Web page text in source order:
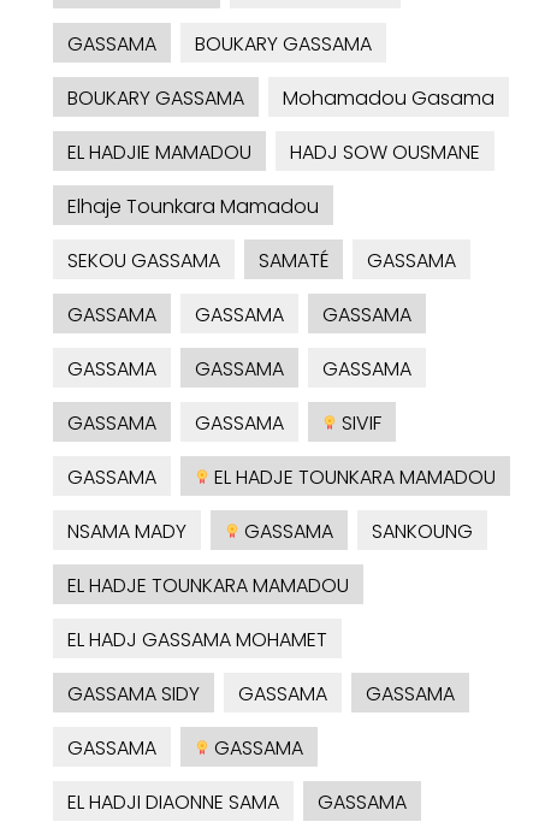
GASSAMA
BOUKARY GASSAMA
BOUKARY GASSAMA
Mohamadou Gasama
EL HADJIE MAMADOU
HADJ SOW OUSMANE
Elhaje Tounkara Mamadou
SEKOU GASSAMA
SAMATÉ
GASSAMA
GASSAMA
GASSAMA
GASSAMA
GASSAMA
GASSAMA
GASSAMA
GASSAMA
GASSAMA
SIVIF
GASSAMA
EL HADJE TOUNKARA MAMADOU
NSAMA MADY
GASSAMA
SANKOUNG
EL HADJE TOUNKARA MAMADOU
EL HADJ GASSAMA MOHAMET
GASSAMA SIDY
GASSAMA
GASSAMA
GASSAMA
GASSAMA
EL HADJI DIAONNE SAMA
GASSAMA